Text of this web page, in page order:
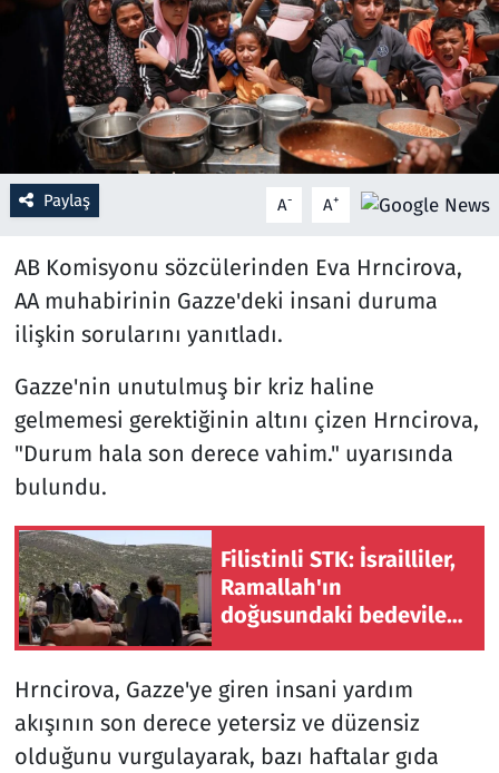
Paylaş A- A+
AB Komisyonu sözcülerinden Eva Hrncirova,
AA muhabirinin Gazze'deki insani duruma
ilişkin sorularını yanıtladı.
Gazze'nin unutulmuş bir kriz haline
gelmemesi gerektiğinin altını çizen Hrncirova,
"Durum hala son derece vahim." uyarısında
bulundu.
Filistinli STK: İsrailliler,
Ramallah'ın
doğusundaki bedevileri
Hrncirova, Gazze'ye giren insani yardım
akışının son derece yetersiz ve düzensiz
olduğunu vurgulayarak, bazı haftalar gıda
Resmi İlanlar
Rüya Tabirleri
Sağlık
Savunma Sanayi
Seçim 2023
Spor
Teknoloji ve Bilim
Televizyon